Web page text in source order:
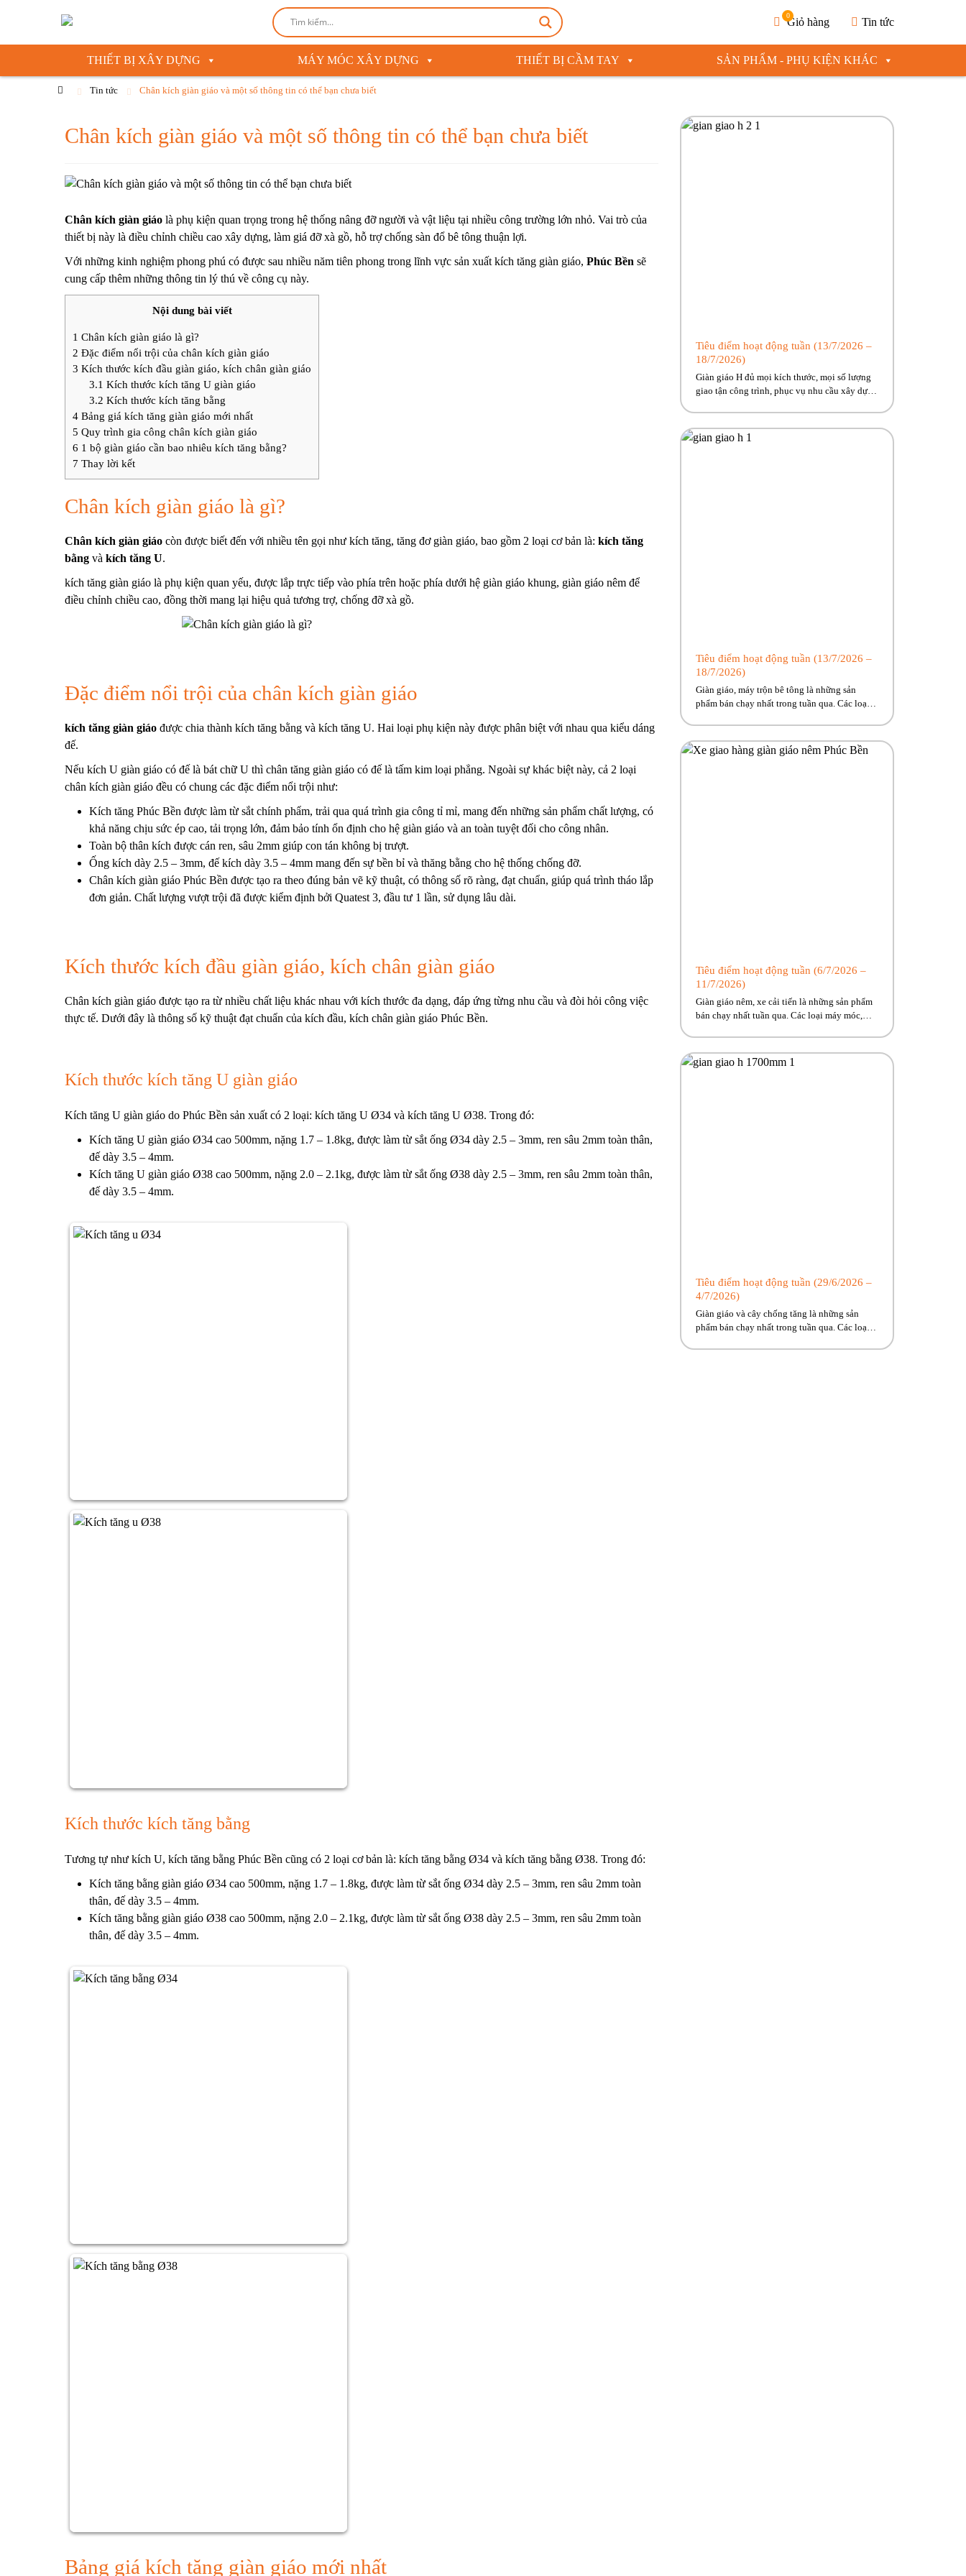
0
Giỏ hàng Tin tức
THIẾT BỊ XÂY DỰNG MÁY MÓC XÂY DỰNG THIẾT BỊ CẦM TAY SẢN PHẨM - PHỤ KIỆN KHÁC
Tin tức Chân kích giàn giáo và một số thông tin có thể bạn chưa biết
Chân kích giàn giáo và một số thông tin có thể bạn chưa biết
Chân kích giàn giáo là phụ kiện quan trọng trong hệ thống nâng đỡ người và vật liệu tại nhiều công trường lớn nhỏ. Vai trò của
thiết bị này là điều chỉnh chiều cao xây dựng, làm giá đỡ xà gồ, hỗ trợ chống sàn đổ bê tông thuận lợi.
Với những kinh nghiệm phong phú có được sau nhiều năm tiên phong trong lĩnh vực sản xuất kích tăng giàn giáo, Phúc Bền sẽ
cung cấp thêm những thông tin lý thú về công cụ này.
Nội dung bài viết
1 Chân kích giàn giáo là gì?
2 Đặc điểm nổi trội của chân kích giàn giáo
3 Kích thước kích đầu giàn giáo, kích chân giàn giáo
3.1 Kích thước kích tăng U giàn giáo
3.2 Kích thước kích tăng bằng
4 Bảng giá kích tăng giàn giáo mới nhất
5 Quy trình gia công chân kích giàn giáo
6 1 bộ giàn giáo cần bao nhiêu kích tăng bằng?
7 Thay lời kết
Chân kích giàn giáo là gì?
Chân kích giàn giáo còn được biết đến với nhiều tên gọi như kích tăng, tăng đơ giàn giáo, bao gồm 2 loại cơ bản là: kích tăng
bằng và kích tăng U.
kích tăng giàn giáo là phụ kiện quan yếu, được lắp trực tiếp vào phía trên hoặc phía dưới hệ giàn giáo khung, giàn giáo nêm để
điều chỉnh chiều cao, đồng thời mang lại hiệu quả tương trợ, chống đỡ xà gồ.
Đặc điểm nổi trội của chân kích giàn giáo
kích tăng giàn giáo được chia thành kích tăng bằng và kích tăng U. Hai loại phụ kiện này được phân biệt với nhau qua kiểu dáng
đế.
Nếu kích U giàn giáo có đế là bát chữ U thì chân tăng giàn giáo có đế là tấm kim loại phẳng. Ngoài sự khác biệt này, cả 2 loại
chân kích giàn giáo đều có chung các đặc điểm nổi trội như:
Kích tăng Phúc Bền được làm từ sắt chính phẩm, trải qua quá trình gia công tỉ mỉ, mang đến những sản phẩm chất lượng, có
khả năng chịu sức ép cao, tải trọng lớn, đảm bảo tính ổn định cho hệ giàn giáo và an toàn tuyệt đối cho công nhân.
Toàn bộ thân kích được cán ren, sâu 2mm giúp con tán không bị trượt.
Ống kích dày 2.5 – 3mm, đế kích dày 3.5 – 4mm mang đến sự bền bỉ và thăng bằng cho hệ thống chống đỡ.
Chân kích giàn giáo Phúc Bền được tạo ra theo đúng bản vẽ kỹ thuật, có thông số rõ ràng, đạt chuẩn, giúp quá trình tháo lắp
đơn giản. Chất lượng vượt trội đã được kiểm định bởi Quatest 3, đầu tư 1 lần, sử dụng lâu dài.
Kích thước kích đầu giàn giáo, kích chân giàn giáo
Chân kích giàn giáo được tạo ra từ nhiều chất liệu khác nhau với kích thước đa dạng, đáp ứng từng nhu cầu và đòi hỏi công việc
thực tế. Dưới đây là thông số kỹ thuật đạt chuẩn của kích đầu, kích chân giàn giáo Phúc Bền.
Kích thước kích tăng U giàn giáo
Kích tăng U giàn giáo do Phúc Bền sản xuất có 2 loại: kích tăng U Ø34 và kích tăng U Ø38. Trong đó:
Kích tăng U giàn giáo Ø34 cao 500mm, nặng 1.7 – 1.8kg, được làm từ sắt ống Ø34 dày 2.5 – 3mm, ren sâu 2mm toàn thân,
đế dày 3.5 – 4mm.
Kích tăng U giàn giáo Ø38 cao 500mm, nặng 2.0 – 2.1kg, được làm từ sắt ống Ø38 dày 2.5 – 3mm, ren sâu 2mm toàn thân,
đế dày 3.5 – 4mm.
Kích thước kích tăng bằng
Tương tự như kích U, kích tăng bằng Phúc Bền cũng có 2 loại cơ bản là: kích tăng bằng Ø34 và kích tăng bằng Ø38. Trong đó:
Kích tăng bằng giàn giáo Ø34 cao 500mm, nặng 1.7 – 1.8kg, được làm từ sắt ống Ø34 dày 2.5 – 3mm, ren sâu 2mm toàn
thân, đế dày 3.5 – 4mm.
Kích tăng bằng giàn giáo Ø38 cao 500mm, nặng 2.0 – 2.1kg, được làm từ sắt ống Ø38 dày 2.5 – 3mm, ren sâu 2mm toàn
thân, đế dày 3.5 – 4mm.
Bảng giá kích tăng giàn giáo mới nhất
Tiêu điểm hoạt động tuần (13/7/2026 –
18/7/2026)
Giàn giáo H đủ mọi kích thước, mọi số lượng
giao tận công trình, phục vụ nhu cầu xây dựng
dành riêng cho anh em công trình! Hãy cùng
Phúc Bền điểm qua những hoạt […]
Tiêu điểm hoạt động tuần (13/7/2026 –
18/7/2026)
Giàn giáo, máy trộn bê tông là những sản
phẩm bán chạy nhất trong tuần qua. Các loại
đón. Nhanh tay kẻo lỡ nào anh em ơi!! Hãy
cùng Phúc Bền điểm qua những hoạt động
Tiêu điểm hoạt động tuần (6/7/2026 –
11/7/2026)
Giàn giáo nêm, xe cải tiến là những sản phẩm
bán chạy nhất tuần qua. Các loại máy móc,
đang chờ về với công trình của anh em! Hãy
cùng Phúc Bền điểm qua những […]
Tiêu điểm hoạt động tuần (29/6/2026 –
4/7/2026)
Giàn giáo và cây chống tăng là những sản
phẩm bán chạy nhất trong tuần qua. Các loại